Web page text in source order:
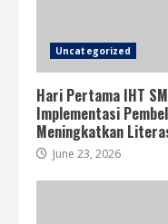
Uncategorized
Hari Pertama IHT
Implementasi
Meningkatkan
June 23, 2026